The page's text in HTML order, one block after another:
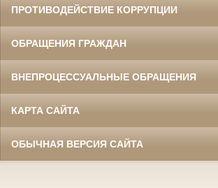
ПРОТИВОДЕЙСТВИЕ КОРРУПЦИИ
ОБРАЩЕНИЯ ГРАЖДАН
ВНЕПРОЦЕССУАЛЬНЫЕ ОБРАЩЕНИЯ
КАРТА САЙТА
ОБЫЧНАЯ ВЕРСИЯ САЙТА